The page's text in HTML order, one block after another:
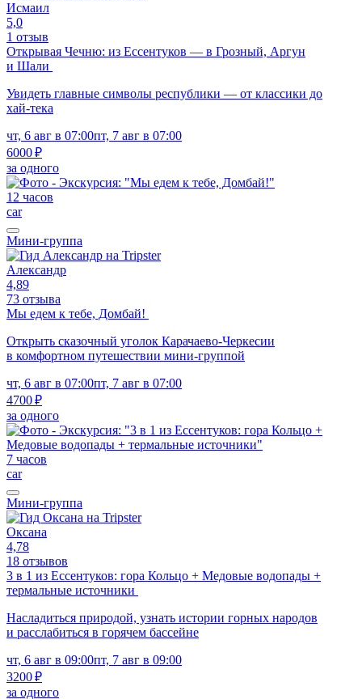
Исмаил
5,0
1 отзыв
Открывая Чечню: из Ессентуков — в Грозный, Аргун
и Шали
Увидеть главные символы республики — от классики до
хай-тека
чт, 6 авг в 07:00пт, 7 авг в 07:00
6000 ₽
за одного
12 часов
car
Мини-группа
Александр
4,89
73 отзыва
Мы едем к тебе, Домбай!
Открыть сказочный уголок Карачаево-Черкесии
в комфортном путешествии мини-группой
чт, 6 авг в 07:00пт, 7 авг в 07:00
4700 ₽
за одного
7 часов
car
Мини-группа
Оксана
4,78
18 отзывов
3 в 1 из Ессентуков: гора Кольцо + Медовые водопады +
термальные источники
Насладиться природой, узнать истории горных народов
и расслабиться в горячем бассейне
чт, 6 авг в 09:00пт, 7 авг в 09:00
3200 ₽
за одного